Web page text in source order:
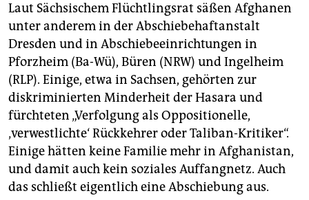
Laut Sächsischem Flüchtlingsrat säßen Afghanen
unter anderem in der Abschiebehaftanstalt
Dresden und in Abschiebeeinrichtungen in
Pforzheim (Ba-Wü), Büren (NRW) und Ingelheim
(RLP). Einige, etwa in Sachsen, gehörten zur
diskriminierten Minderheit der Hasara und
fürchteten „Verfolgung als Oppositionelle,
‚verwestlichte‘ Rückkehrer oder Taliban-Kritiker“.
Einige hätten keine Familie mehr in Afghanistan,
und damit auch kein soziales Auffangnetz. Auch
das schließt eigentlich eine Abschiebung aus.